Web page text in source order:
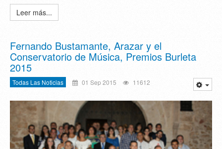
Leer más...
Fernando Bustamante, Arazar y el
Conservatorio de Música, Premios Burleta
2015
Todas Las Noticias 01 Sep 2015 11612